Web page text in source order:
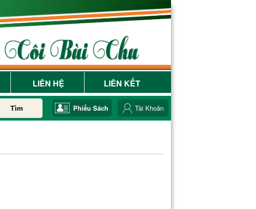
LIÊN HỆ LIÊN KẾT
Tìm Phiếu Sách Tài Khoản